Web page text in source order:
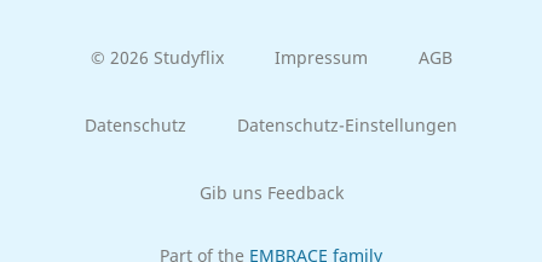
© 2026 Studyflix Impressum AGB
Datenschutz Datenschutz-Einstellungen
Gib uns Feedback
Part of the EMBRACE family